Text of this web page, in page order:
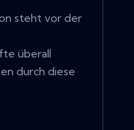
steht vor der
überall
durch diese